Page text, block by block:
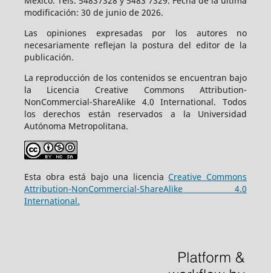
modificación: 30 de junio de 2026.
Las opiniones expresadas por los autores no
necesariamente reflejan la postura del editor de la
publicación.
La reproducción de los contenidos se encuentran bajo
la Licencia Creative Commons Attribution-
NonCommercial-ShareAlike 4.0 International. Todos
los derechos están reservados a la Universidad
Autónoma Metropolitana.
Esta obra está bajo una licenciaCreative Commons
Attribution-NonCommercial-ShareAlike 4.0
International.